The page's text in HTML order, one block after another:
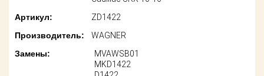
Оплата
Возврат
Артикул:
ZD1422
Производитель:
WAGNER
Замены:
MVAWSB01
MKD1422